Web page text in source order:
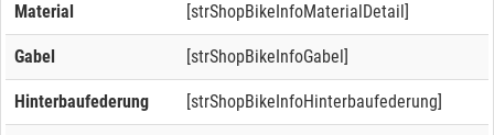
Material [strShopBikeInfoMaterialDetail]
Gabel [strShopBikeInfoGabel]
Hinterbaufederung [strShopBikeInfoHinterbaufederung]